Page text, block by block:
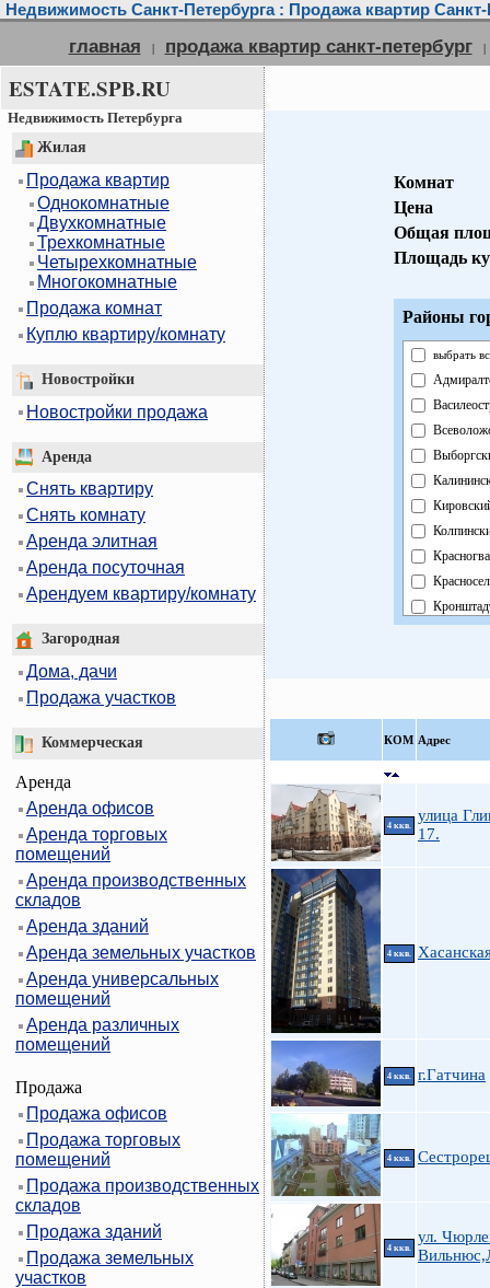
Недвижимость Санкт-Петербурга : Продажа квартир Санкт-
главная | продажа квартир санкт-петербург |
ESTATE.SPB.RU
Недвижимость Петербурга
Жилая
Продажа квартир
Однокомнатные
Двухкомнатные
Трехкомнатные
Четырехкомнатные
Многокомнатные
Продажа комнат
Куплю квартиру/комнату
Новостройки
Новостройки продажа
Аренда
Снять квартиру
Снять комнату
Аренда элитная
Аренда посуточная
Арендуем квартиру/комнату
Загородная
Дома, дачи
Продажа участков
Коммерческая
Аренда
Аренда офисов
Аренда торговых
помещений
Аренда производственных
складов
Аренда зданий
Аренда земельных участков
Аренда универсальных
помещений
Аренда различных
помещений
Продажа
Продажа офисов
Продажа торговых
помещений
Продажа производственных
складов
Продажа зданий
Продажа земельных
участков
Комнат
Цена
Общая
Площадь
Районы
выбрать
КOМ Адрес
4 ккв.
улица
17.
4 ккв.
4 ккв. г.Гатчина
4 ккв.
4 ккв.
ул.